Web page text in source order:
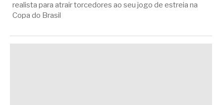
realista para atrair torcedores ao seu jogo de estreia na
Copa do Brasil